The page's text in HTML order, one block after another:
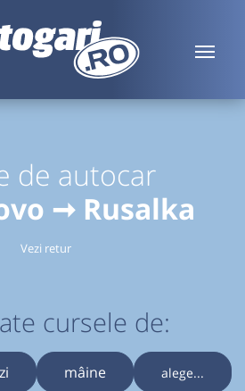
de autocar
➞ Rusalka
Vezi retur
cursele de:
mâine alege...